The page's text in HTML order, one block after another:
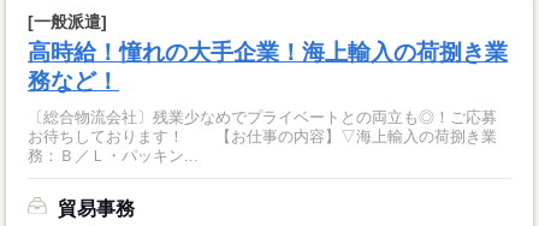
[一般派遣]
高時給！憧れの大手企業！海上輸入の荷捌き業
務など！
〔総合物流会社〕残業少なめでプライベートとの両立も◎！ご応募
お待ちしております！ 【お仕事の内容】▽海上輸入の荷捌き業
務：Ｂ／Ｌ・パッキン...
貿易事務